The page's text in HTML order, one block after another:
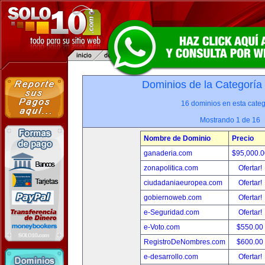
Dominios de la
16 dominios en esta
Mostrando 1 de 16
Nombre de Dominio
Precio
ganaderia.com
zonapolitica.com
Ofertar!
ciudadaniaeuropea.com
Ofertar!
gobiernoweb.com
Ofertar!
e-Seguridad.com
Ofertar!
e-Voto.com
$550.00
RegistroDeNombres.com
$600.00
e-desarrollo.com
Ofertar!